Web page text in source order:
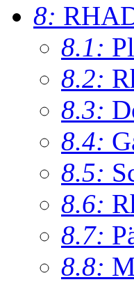
8:
8.1:
8.2:
8.3:
8.4:
8.5:
8.6:
8.7:
8.8: